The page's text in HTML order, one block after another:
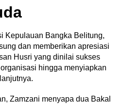
Kepulauan Bangka Belitung,
dan memberikan apresiasi
Husri yang dinilai sukses
hingga menyiapkan
Zamzani menyapa dua Bakal